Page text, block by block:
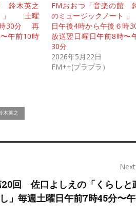
鈴木英之
」 土曜
時30分 再
午前10時
FMおおつ「音楽の館
のミュージックノート
日午後4時から午後６
放送翌日曜日午前8時〜
30分
2026年5月22日
FM++(プラプラ）
木英之
回 佐口よしえの「くらしと
し」毎週土曜日午前7時45分〜